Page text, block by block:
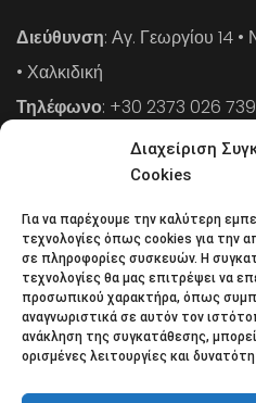
Διαχείριση
Cookies
Για να παρέχουμε την καλύτερη
τεχνολογίες όπως cookies για την
σε πληροφορίες συσκευών. Η
τεχνολογίες θα μας επιτρέψει να
προσωπικού χαρακτήρα, όπως
αναγνωριστικά σε αυτόν τον
ανάκληση της συγκατάθεσης,
ορισμένες λειτουργίες και
Διεύθυνση: Αγ. Γεωργίου 14
• Χαλκιδική
Τηλέφωνο: +30 2373 026 739
: +30 2373 026 739
: info@cpaa.gr
NEWSLETTER
Κάντε εγγραφή στο
στο επίκεντρο της οικονομικής